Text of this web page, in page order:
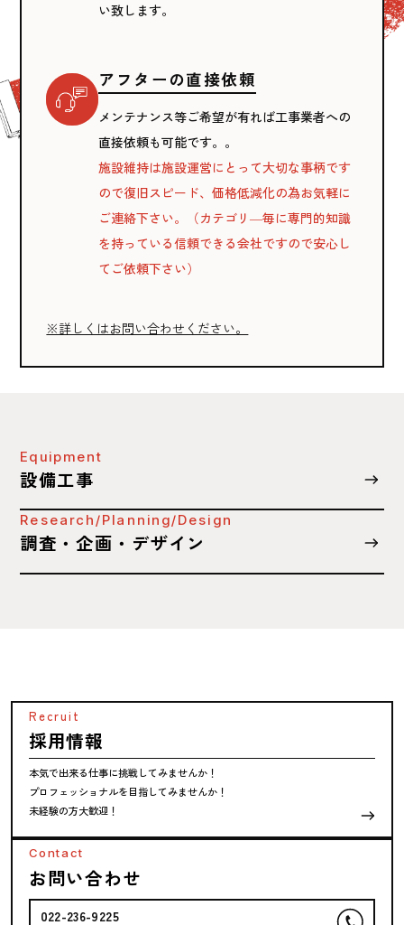
い致します。
アフターの直接依頼
メンテナンス等ご希望が有れば工事業者への
直接依頼も可能です。。
施設維持は施設運営にとって大切な事柄です
ので復旧スピード、価格低減化の為お気軽に
ご連絡下さい。（カテゴリ―毎に専門的知識
を持っている信頼できる会社ですので安心し
てご依頼下さい）
※詳しくはお問い合わせください。
Equipment
設備工事
Research/Planning/Design
調査・企画・デザイン
Recruit
採用情報
本気で出来る仕事に挑戦してみませんか！
プロフェッショナルを目指してみませんか！
未経験の方大歓迎！
Contact
お問い合わせ
022-236-9225